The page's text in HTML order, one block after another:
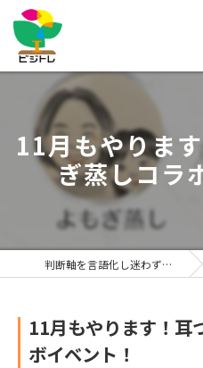
11月もやりま
ぎ蒸しコラ
判断軸を言語化し迷わず選べる状態をつくる「株式会社ビジトレ」
11月もやります！
ボイベント！